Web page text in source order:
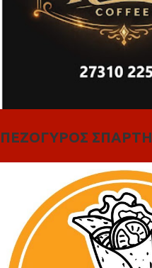
ΠΕΖΟΓΥΡΟΣ ΣΠΑΡΤΗ